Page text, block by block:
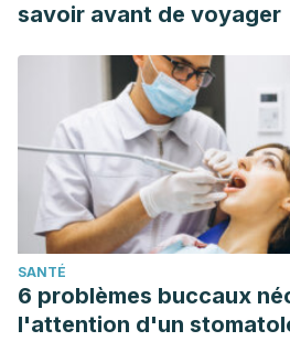
savoir avant de voyager
SANTÉ
6 problèmes buccaux
l'attention d'un